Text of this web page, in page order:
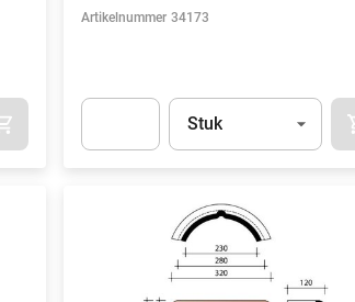
APOK.CATEGORY.PRODUCTS.CART.ADDTOCART
Artikelnummer 34173
Eenheid
Stuk